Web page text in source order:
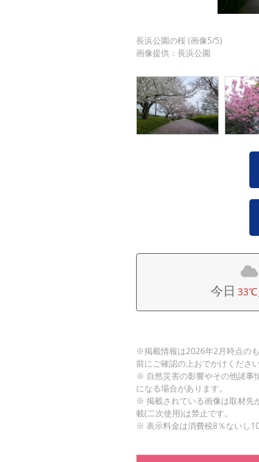
長浜公園の桜 (画像5/5)
画像提供：長浜公園
今日 33℃
※掲載情報は2026年2月時点の
前にご確認の上おでかけください
※ 自然災害の影響やその他諸事
になる場合があります。
※ 掲載されている画像は取材先
載(二次使用)は禁止です。
※ 表示料金は消費税8％ないし